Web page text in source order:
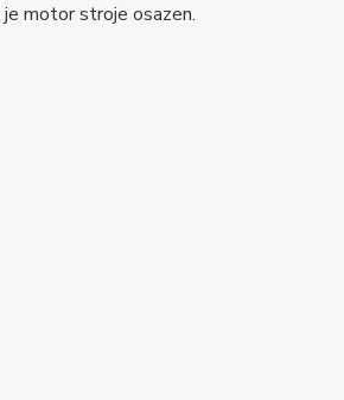
motor stroje osazen.